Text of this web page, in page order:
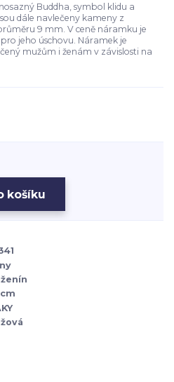
Buddha, symbol klidu a
dále navlečeny kameny z
9 mm. V ceně náramku je
jeho úschovu. Náramek je
mužům i ženám v závislosti na
košíku